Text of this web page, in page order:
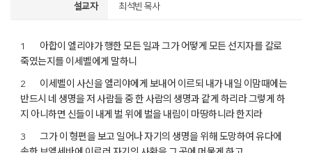
설교자 최석빈 목사
1 아합이 엘리야가 행한 모든 일과 그가 어떻게 모든 선지자를 칼로
죽였는지를 이세벨에게 말하니
2 이세벨이 사신을 엘리야에게 보내어 이르되 내가 내일 이맘때에는
반드시 네 생명을 저 사람들 중 한 사람의 생명과 같게 하리라 그렇게 하
지 아니하면 신들이 내게 벌 위에 벌을 내림이 마땅하니라 한지라
3 그가 이 형편을 보고 일어나 자기의 생명을 위해 도망하여 유다에